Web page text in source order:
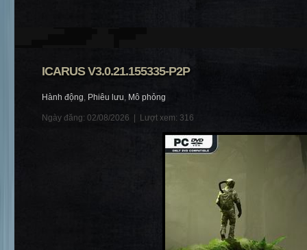
ICARUS V3.0.21.155335-P2P
Hành động, Phiêu lưu, Mô phỏng
Ngày đăng: 02/08/2026 | Lượt xem: 316